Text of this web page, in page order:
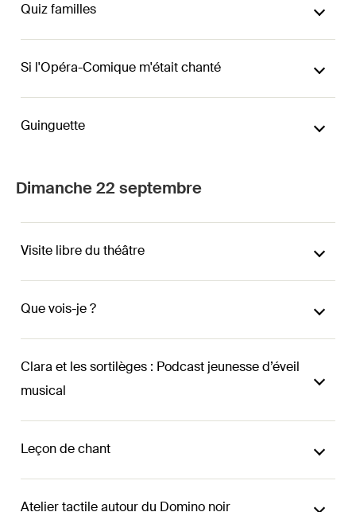
Quiz familles
Si l'Opéra-Comique m'était chanté
Guinguette
Dimanche 22 septembre
Visite libre du théâtre
Que vois-je ?
Clara et les sortilèges : Podcast jeunesse d’éveil
musical
Leçon de chant
Atelier tactile autour du Domino noir